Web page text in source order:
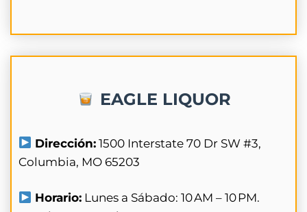
EAGLE LIQUOR
Dirección: 1500 Interstate 70 Dr SW #3,
Columbia, MO 65203
Horario: Lunes a Sábado: 10 AM – 10 PM.